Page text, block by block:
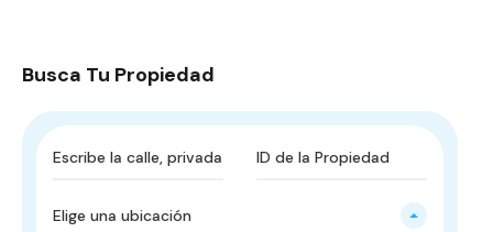
Busca Tu Propiedad
Elige una ubicación